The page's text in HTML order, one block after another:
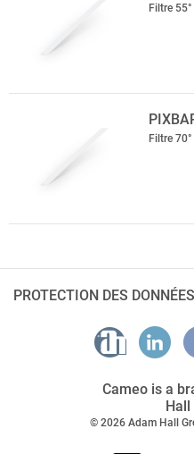
Filtre
Filtre
PROTECTION DES DONNÉES
Cameo is a
Hall
© 2026 Adam Hall